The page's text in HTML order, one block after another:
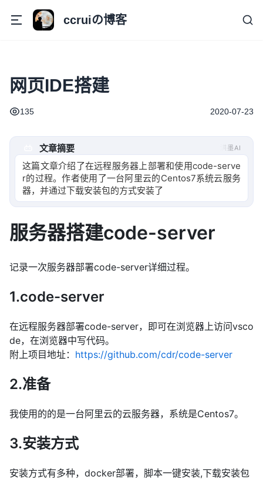
ccruiの博客
网页IDE搭建
135 2020-07-23
文章摘要 洪墨AI
这篇文章介绍了在远程服务器上部署和使用code-serve
r的过程。作者使用了一台阿里云的Centos7系统云服务
器，并通过下载安装包的方式安装了code-ser
服务器搭建code-server
记录一次服务器部署code-server详细过程。
1.code-server
在远程服务器部署code-server，即可在浏览器上访问vsco
de，在浏览器中写代码。
附上项目地址： https://github.com/cdr/code-server
2.准备
我使用的的是一台阿里云的云服务器，系统是Centos7。
3.安装方式
安装方式有多种，docker部署，脚本一键安装,下载安装包